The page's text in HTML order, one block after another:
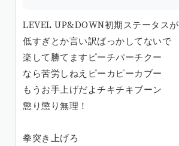
LEVEL UP&DOWN初期ステータスが
低すぎとか言い訳ばっかしてないで
楽して勝てますピーチパーチクー
なら苦労しねえピーカピーカブー
もうお手上げだよチキチキブーン
懲り懲り無理！
拳突き上げろ